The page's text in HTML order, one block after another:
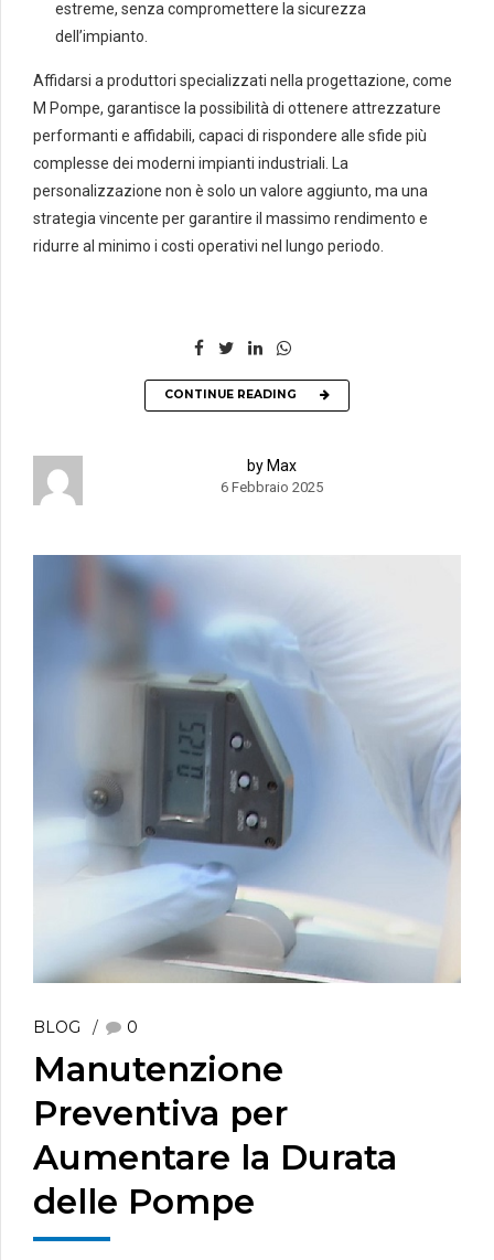
estreme, senza compromettere la sicurezza
dell’impianto.
Affidarsi a produttori specializzati nella progettazione, come
M Pompe, garantisce la possibilità di ottenere attrezzature
performanti e affidabili, capaci di rispondere alle sfide più
complesse dei moderni impianti industriali. La
personalizzazione non è solo un valore aggiunto, ma una
strategia vincente per garantire il massimo rendimento e
ridurre al minimo i costi operativi nel lungo periodo.
CONTINUE READING
by Max
6 Febbraio 2025
BLOG 0
Manutenzione
Preventiva per
Aumentare la Durata
delle Pompe